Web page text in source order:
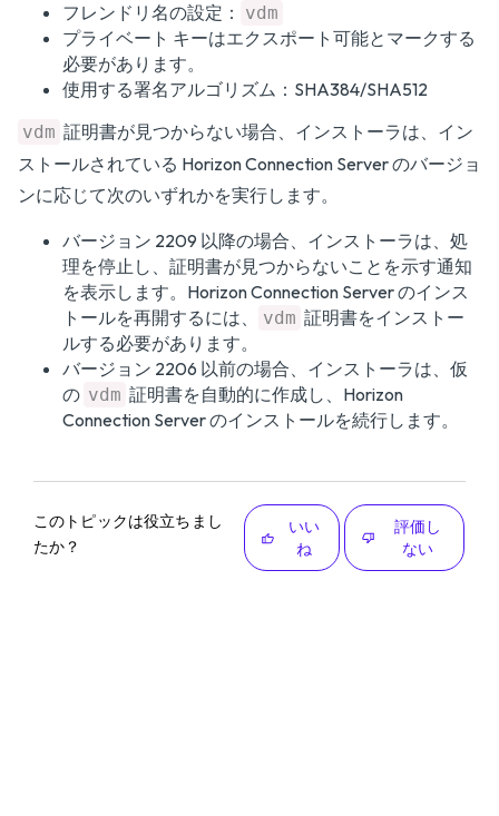
フレンドリ名の設定：
vdm
プライベート キーはエクスポート可能とマークする
必要があります。
使用する署名アルゴリズム：SHA384/SHA512
vdm 証明書が見つからない場合、インストーラは、イン
ストールされている Horizon Connection Server のバージョ
ンに応じて次のいずれかを実行します。
バージョン 2209 以降の場合、インストーラは、処
理を停止し、証明書が見つからないことを示す通知
を表示します。Horizon Connection Server のインス
トールを再開するには、
vdm 証明書をインストー
ルする必要があります。
バージョン 2206 以前の場合、インストーラは、仮
の vdm 証明書を自動的に作成し、Horizon
Connection Server のインストールを続行します。
このトピックは役立ちまし
たか？
いい
ね
評価し
ない